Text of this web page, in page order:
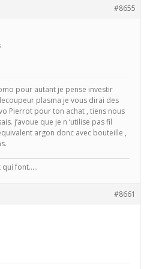
#8655
pour autant je pense investir
plasma je vous dirai des
Pierrot pour ton achat , tiens nous
j’avoue que je n ‘utilise pas fil
argon donc avec bouteille ,
qui font.....
#8661